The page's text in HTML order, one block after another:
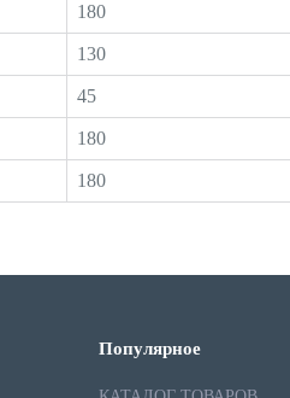
180
130
45
180
180
Популярное